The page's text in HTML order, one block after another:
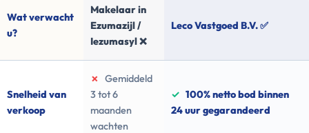
Wat verwacht
u?
Makelaar in
Ezumazijl /
Iezumasyl ❌
Leco Vastgoed B.V. ✅
Snelheid van
verkoop
✗
Gemiddeld
3 tot 6
maanden
wachten
✓ 100% netto bod binnen
24 uur gegarandeerd